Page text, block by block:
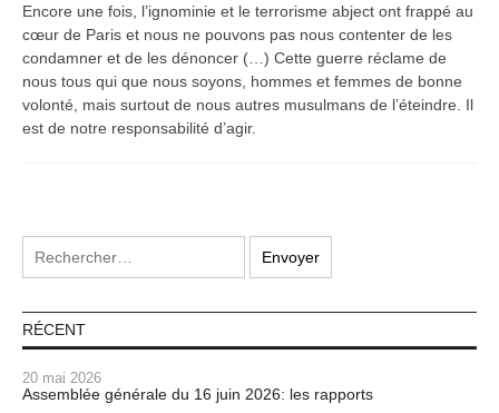
Encore une fois, l’ignominie et le terrorisme abject ont frappé au
cœur de Paris et nous ne pouvons pas nous contenter de les
condamner et de les dénoncer (…) Cette guerre réclame de
nous tous qui que nous soyons, hommes et femmes de bonne
volonté, mais surtout de nous autres musulmans de l’éteindre. Il
est de notre responsabilité d’agir.
RÉCENT
20 mai 2026
Assemblée générale du 16 juin 2026: les rapports